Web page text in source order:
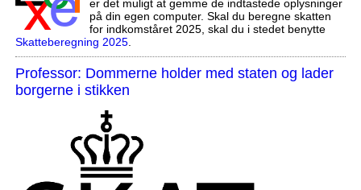
er det muligt at gemme de indtastede oplysninger
på din egen computer. Skal du beregne skatten
for indkomståret 2025, skal du i stedet benytte
Skatteberegning 2025.
Professor: Dommerne holder med staten og lader
borgerne i stikken